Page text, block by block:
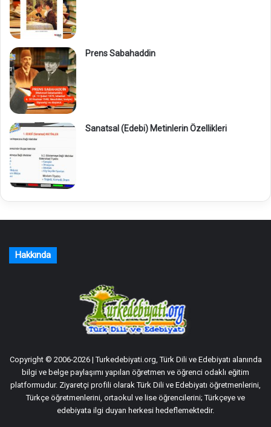
Prens Sabahaddin
Sanatsal (Edebi) Metinlerin Özellikleri
Hakkında
Copyright © 2006-2026 | Turkedebiyati.org, Türk Dili ve Edebiyatı alanında
bilgi ve belge paylaşımı yapılan öğretmen ve öğrenci odaklı eğitim
platformudur. Ziyaretçi profili olarak Türk Dili ve Edebiyatı öğretmenlerini,
Türkçe öğretmenlerini, ortaokul ve lise öğrencilerini; Türkçeye ve
edebiyata ilgi duyan herkesi hedeflemektedir.